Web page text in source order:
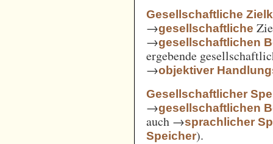
Gesellschaftliche
→gesellschaftliche
→gesellschaftlichen
ergebende
→objektiver
Gesellschaftlicher
→gesellschaftlichen
auch →sprachlicher
Speicher).